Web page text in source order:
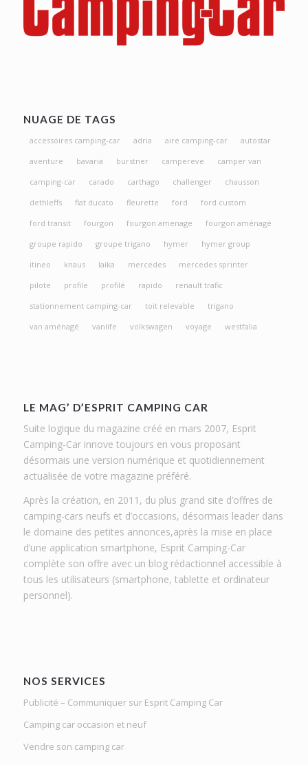
NUAGE DE TAGS
accessoires camping-car adria aire camping-car
autostar
aventure
bavaria burstner campereve
camper van
camping-car
carado carthago challenger
chausson
dethleffs
fiat ducato fleurette ford
ford custom
ford transit
fourgon fourgon amenage
fourgon aménagé
groupe rapido
groupe trigano hymer
hymer group
itineo
knaus laika mercedes
mercedes sprinter
pilote
profile profilé rapido
renault trafic
stationnement camping-car
toit relevable
trigano
van aménagé
vanlife volkswagen voyage westfalia
LE MAG’ D’ESPRIT CAMPING CAR
Suite logique du magazine créé en mars 2007, Esprit
Camping-Car innove toujours en vous proposant
désormais une version numérique et quotidiennement
actualisée de votre magazine préféré.
Après la création, en 2011, du plus grand site d’offres de
camping-cars neufs et d’occasions, désormais leader dans
le domaine des petites annonces,après la mise en place
d’une application smartphone, Esprit Camping-Car
complète son offre avec un blog rédactionnel accessible à
tous les utilisateurs (smartphone, tablette et ordinateur
personnel).
NOS SERVICES
Publicité – Communiquer sur Esprit Camping Car
Camping car occasion et neuf
Vendre son camping car